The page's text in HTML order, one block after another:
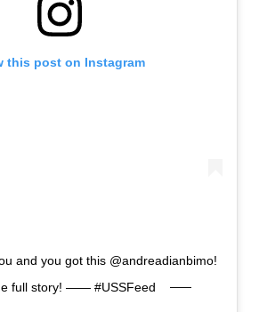
this post on Instagram
and you got this @andreadianbimo!
full story! —— #USSFeed